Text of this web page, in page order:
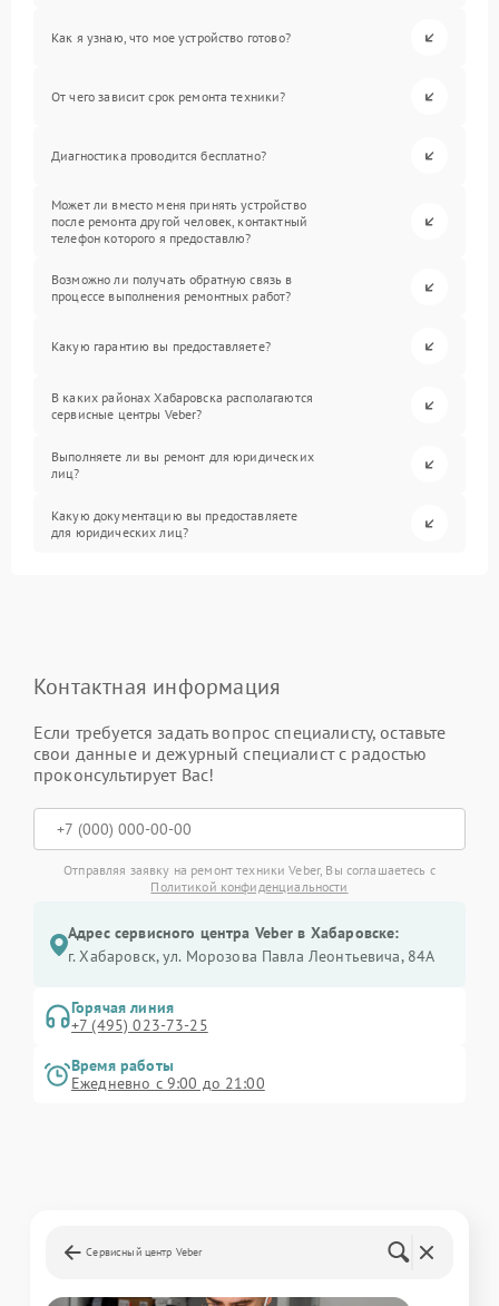
Как я узнаю, что мое устройство готово?
От чего зависит срок ремонта техники?
Диагностика проводится бесплатно?
Может ли вместо меня принять устройство
после ремонта другой человек, контактный
телефон которого я предоставлю?
Возможно ли получать обратную связь в
процессе выполнения ремонтных работ?
Какую гарантию вы предоставляете?
В каких районах Хабаровска располагаются
сервисные центры Veber?
Выполняете ли вы ремонт для юридических
лиц?
Какую документацию вы предоставляете
для юридических лиц?
Контактная информация
Если требуется задать вопрос специалисту, оставьте
свои данные и дежурный специалист с радостью
проконсультирует Вас!
Отправляя заявку на ремонт техники Veber, Вы соглашаетесь с
Политикой конфиденциальности
Адрес сервисного центра Veber в Хабаровске:
г. Хабаровск, ул. Морозова Павла Леонтьевича, 84А
Горячая линия
+7 (495) 023-73-25
Время работы
Ежедневно с 9:00 до 21:00
Сервисный центр Veber